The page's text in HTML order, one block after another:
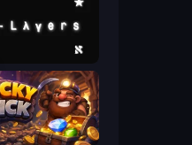
Lucky Pick